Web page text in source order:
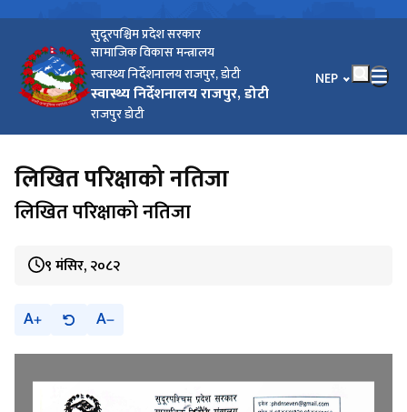
सुदूरपश्चिम प्रदेश सरकार
सामाजिक विकास मन्त्रालय
स्वास्थ्य निर्देशनालय राजपुर, डोटी
स्वास्थ्य निर्देशनालय राजपुर, डोटी
राजपुर डोटी
भाषा चयन गर्नुहोस्
NEP
लिखित परिक्षाको नतिजा
लिखित परिक्षाको नतिजा
९ मंसिर, २०८२
A A